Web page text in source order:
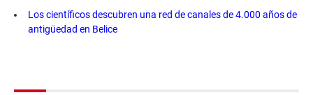
Los científicos descubren una red de canales de 4.000 años de
antigüedad en Belice